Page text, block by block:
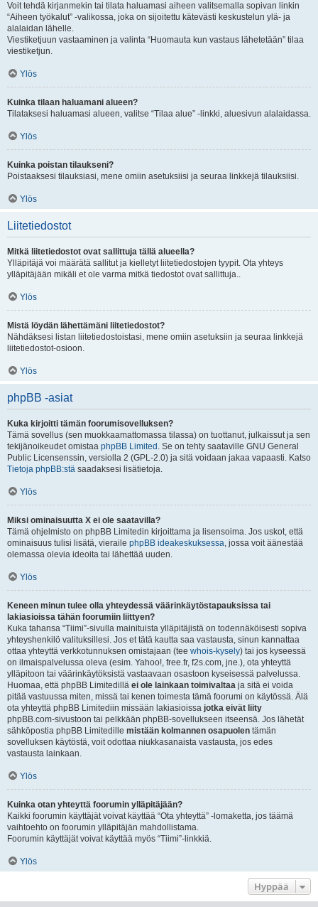
Voit tehdä kirjanmekin tai tilata haluamasi aiheen valitsemalla sopivan linkin
“Aiheen työkalut” -valikossa, joka on sijoitettu kätevästi keskustelun ylä- ja
alalaidan lähelle.
Viestiketjuun vastaaminen ja valinta “Huomauta kun vastaus lähetetään” tilaa
viestiketjun.
Ylös
Kuinka tilaan haluamani alueen?
Tilataksesi haluamasi alueen, valitse “Tilaa alue” -linkki, aluesivun alalaidassa.
Ylös
Kuinka poistan tilaukseni?
Poistaaksesi tilauksiasi, mene omiin asetuksiisi ja seuraa linkkejä tilauksiisi.
Ylös
Liitetiedostot
Mitkä liitetiedostot ovat sallittuja tällä alueella?
Ylläpitäjä voi määrätä sallitut ja kielletyt liitetiedostojen tyypit. Ota yhteys
ylläpitäjään mikäli et ole varma mitkä tiedostot ovat sallittuja..
Ylös
Mistä löydän lähettämäni liitetiedostot?
Nähdäksesi listan liitetiedostoistasi, mene omiin asetuksiin ja seuraa linkkejä
liitetiedostot-osioon.
Ylös
phpBB -asiat
Kuka kirjoitti tämän foorumisovelluksen?
Tämä sovellus (sen muokkaamattomassa tilassa) on tuottanut, julkaissut ja sen
tekijänoikeudet omistaa phpBB Limited . Se on tehty saataville GNU General
Public Licensenssin, versiolla 2 (GPL-2.0) ja sitä voidaan jakaa vapaasti. Katso
Tietoja phpBB:stä saadaksesi lisätietoja.
Ylös
Miksi ominaisuutta X ei ole saatavilla?
Tämä ohjelmisto on phpBB Limitedin kirjoittama ja lisensoima. Jos uskot, että
ominaisuus tulisi lisätä, vieraile phpBB ideakeskuksessa, jossa voit äänestää
olemassa olevia ideoita tai lähettää uuden.
Ylös
Keneen minun tulee olla yhteydessä väärinkäytöstapauksissa tai
lakiasioissa tähän foorumiin liittyen?
Kuka tahansa “Tiimi”-sivulla mainituista ylläpitäjistä on todennäköisesti sopiva
yhteyshenkilö valituksillesi. Jos et tätä kautta saa vastausta, sinun kannattaa
ottaa yhteyttä verkkotunnuksen omistajaan (tee whois-kysely) tai jos kyseessä
on ilmaispalvelussa oleva (esim. Yahoo!, free.fr, f2s.com, jne.), ota yhteyttä
ylläpitoon tai väärinkäytöksistä vastaavaan osastoon kyseisessä palvelussa.
Huomaa, että phpBB Limitedillä ei ole lainkaan toimivaltaa ja sitä ei voida
pitää vastuussa miten, missä tai kenen toimesta tämä foorumi on käytössä. Älä
ota yhteyttä phpBB Limitediin missään lakiasioissa jotka eivät liity
phpBB.com-sivustoon tai pelkkään phpBB-sovellukseen itseensä. Jos lähetät
sähköpostia phpBB Limitedille mistään kolmannen osapuolen tämän
sovelluksen käytöstä, voit odottaa niukkasanaista vastausta, jos edes
vastausta lainkaan.
Ylös
Kuinka otan yhteyttä foorumin ylläpitäjään?
Kaikki foorumin käyttäjät voivat käyttää “Ota yhteyttä” -lomaketta, jos täämä
vaihtoehto on foorumin ylläpitäjän mahdollistama.
Foorumin käyttäjät voivat käyttää myös “Tiimi”-linkkiä.
Ylös
Hyppää